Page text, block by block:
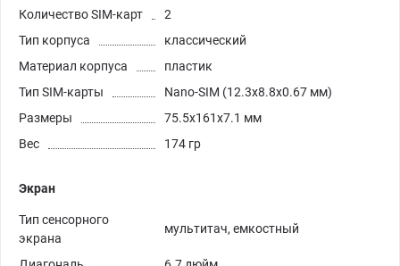
Количество SIM-карт
2
Тип корпуса
классический
Материал корпуса
пластик
Тип SIM-карты
Nano-SIM (12.3x8.8x0.67 мм)
Размеры
75.5x161x7.1 мм
Вес
174 гр
Экран
Тип сенсорного
экрана
мультитач, емкостный